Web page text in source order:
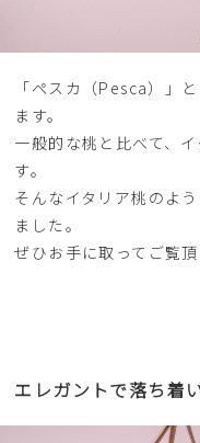
「ペスカ（Pesca）」
ます。
一般的な桃と比べて、
す。
そんなイタリア桃のよ
ました。
ぜひお手に取ってご覧
エレガントで落ち着